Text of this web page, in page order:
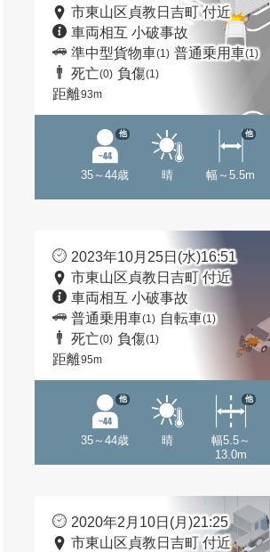
市東山区貞教日吉町 付近
車両相互 小破事故
準中型貨物車(1) 普通乗用車(1)
死亡(0) 負傷(1)
距離93m
35～44歳
他
晴 幅～5.5m
他
2023年10月25日(水)16:51
市東山区貞教日吉町 付近
車両相互 小破事故
普通乗用車(1) 自転車(1)
死亡(0) 負傷(1)
距離95m
35～44歳
他
晴
幅5.5～
13.0m
他
2020年2月10日(月)21:25
市東山区貞教日吉町 付近